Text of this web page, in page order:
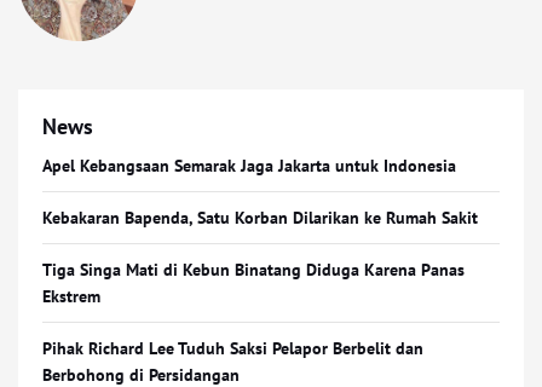
News
Apel Kebangsaan Semarak Jaga Jakarta untuk Indonesia
Kebakaran Bapenda, Satu Korban Dilarikan ke Rumah Sakit
Tiga Singa Mati di Kebun Binatang Diduga Karena Panas
Ekstrem
Pihak Richard Lee Tuduh Saksi Pelapor Berbelit dan
Berbohong di Persidangan